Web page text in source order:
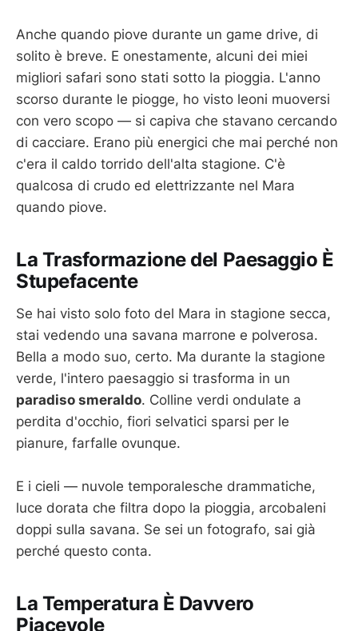
Anche quando piove durante un game drive, di
solito è breve. E onestamente, alcuni dei miei
migliori safari sono stati sotto la pioggia. L'anno
scorso durante le piogge, ho visto leoni muoversi
con vero scopo — si capiva che stavano cercando
di cacciare. Erano più energici che mai perché non
c'era il caldo torrido dell'alta stagione. C'è
qualcosa di crudo ed elettrizzante nel Mara
quando piove.
La Trasformazione del Paesaggio È
Stupefacente
Se hai visto solo foto del Mara in stagione secca,
stai vedendo una savana marrone e polverosa.
Bella a modo suo, certo. Ma durante la stagione
verde, l'intero paesaggio si trasforma in un
paradiso smeraldo. Colline verdi ondulate a
perdita d'occhio, fiori selvatici sparsi per le
pianure, farfalle ovunque.
E i cieli — nuvole temporalesche drammatiche,
luce dorata che filtra dopo la pioggia, arcobaleni
doppi sulla savana. Se sei un fotografo, sai già
perché questo conta.
La Temperatura È Davvero
Piacevole